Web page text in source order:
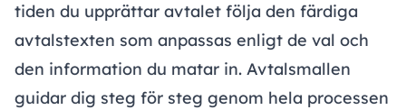
tiden du upprättar avtalet följa den färdiga
avtalstexten som anpassas enligt de val och
den information du matar in. Avtalsmallen
guidar dig steg för steg genom hela processen